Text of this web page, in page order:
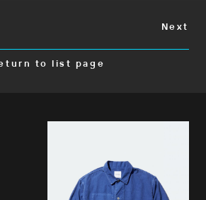
Next
to list page